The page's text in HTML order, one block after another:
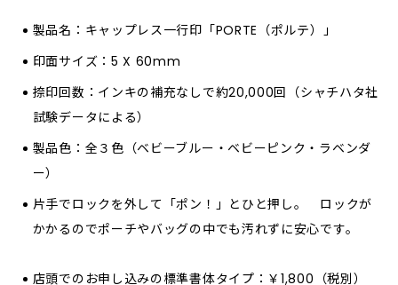
製品名：キャップレス一行印「PORTE（ポルテ）」
印面サイズ：5 X 60mm
捺印回数：インキの補充なしで約20,000回（シャチハタ社
試験データによる）
製品色：全３色（ベビーブルー・ベビーピンク・ラベンダ
ー）
片手でロックを外して「ポン！」とひと押し。 ロックが
かかるのでポーチやバッグの中でも汚れずに安心です。
店頭でのお申し込みの標準書体タイプ：￥1,800（税別）